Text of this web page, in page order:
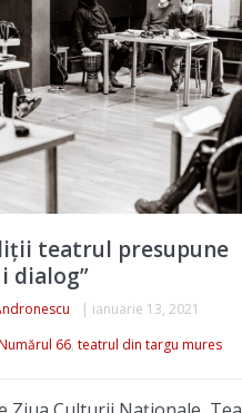
teatrul presupune
dialog”
| ianuarie 13, 2021
66, teatrul din targu mures